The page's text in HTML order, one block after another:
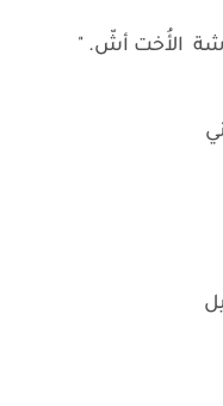
الأُخت أشّ. "